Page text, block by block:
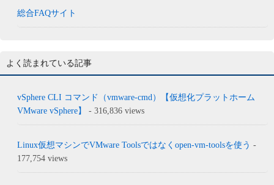
総合FAQサイト
よく読まれている記事
vSphere CLI コマンド（vmware-cmd）【仮想化プラットホーム
VMware vSphere】
- 316,836 views
Linux仮想マシンでVMware Toolsではなくopen-vm-toolsを使う -
177,754 views